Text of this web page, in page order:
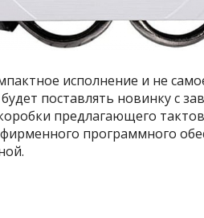
исполнение и не
поставлять новинку с
предлагающего
программного